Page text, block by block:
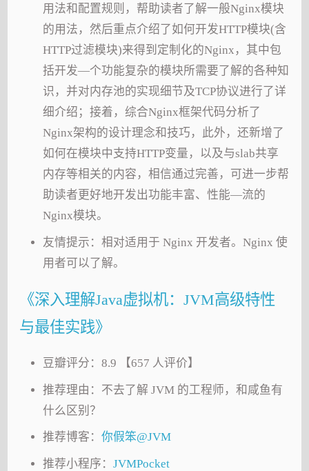
用法和配置规则，帮助读者了解一般Nginx模块
的用法，然后重点介绍了如何开发HTTP模块(含
HTTP过滤模块)来得到定制化的Nginx，其中包
括开发—个功能复杂的模块所需要了解的各种知
识，并对内存池的实现细节及TCP协议进行了详
细介绍；接着，综合Nginx框架代码分析了
Nginx架构的设计理念和技巧，此外，还新增了
如何在模块中支持HTTP变量，以及与slab共享
内存等相关的内容，相信通过完善，可进一步帮
助读者更好地开发出功能丰富、性能—流的
Nginx模块。
友情提示：相对适用于 Nginx 开发者。Nginx 使
用者可以了解。
《深入理解Java虚拟机：JVM高级特性
与最佳实践》
豆瓣评分：8.9 【657 人评价】
推荐理由：不去了解 JVM 的工程师，和咸鱼有
什么区别？
推荐博客： 你假笨@JVM
推荐小程序： JVMPocket